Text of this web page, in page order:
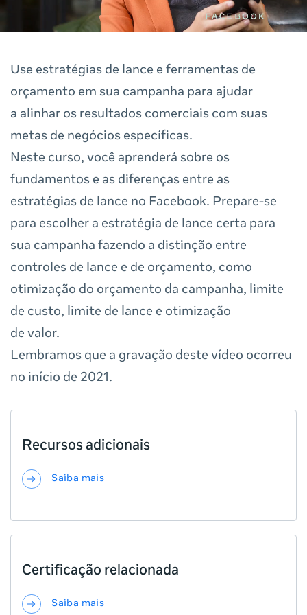
Use estratégias de lance e ferramentas de
orçamento em sua campanha para ajudar
a alinhar os resultados comerciais com suas
metas de negócios específicas.
Neste curso, você aprenderá sobre os
fundamentos e as diferenças entre as
estratégias de lance no Facebook. Prepare-se
para escolher a estratégia de lance certa para
sua campanha fazendo a distinção entre
controles de lance e de orçamento, como
otimização do orçamento da campanha, limite
de custo, limite de lance e otimização
de valor.
Lembramos que a gravação deste vídeo ocorreu
no início de 2021.
Recursos adicionais
Saiba mais
Certificação relacionada
Saiba mais